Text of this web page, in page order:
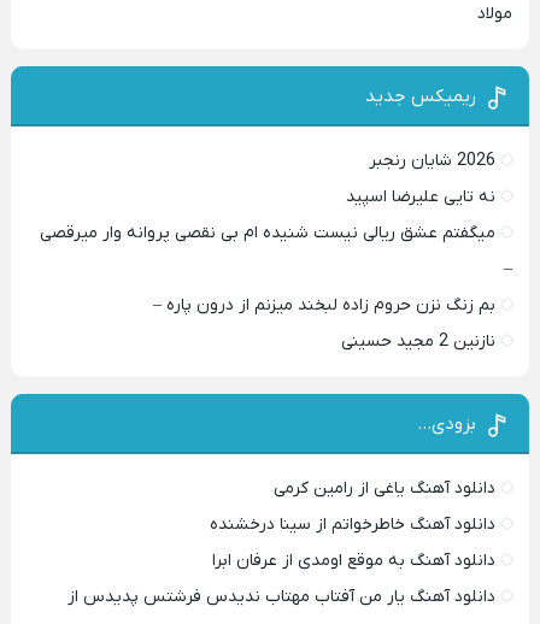
مولاد
ریمیکس جدید
2026 شایان رنجبر
نه تایی علیرضا اسپید
میگفتم عشق ریالی نیست شنیده ام بی نقصی پروانه وار میرقصی
–
بم زنگ نزن حروم زاده لبخند میزنم از درون پاره –
نازنین 2 مجید حسینی
بزودی…
دانلود آهنگ یاغی از رامین کرمی
دانلود آهنگ خاطرخواتم از سینا درخشنده
دانلود آهنگ به موقع اومدی از عرفان ابرا
دانلود آهنگ یار من آفتاب مهتاب ندیدس فرشتس پدیدس از